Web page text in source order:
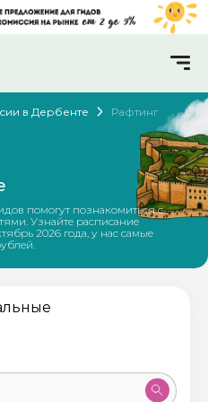
в Дербенте Рафтинг
помогут познакомиться с
Узнайте расписание
2026 года, у нас самые